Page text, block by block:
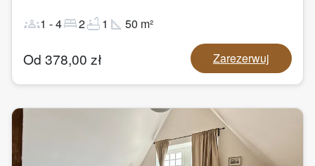
groups1 -4bed2bathtub1 square_foot 50 m²
Od 378,00 zł Zarezerwuj